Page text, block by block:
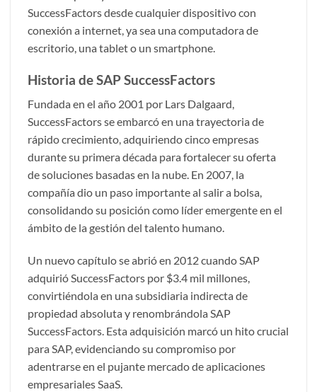
SuccessFactors desde cualquier dispositivo con
conexión a internet, ya sea una computadora de
escritorio, una tablet o un smartphone.
Historia de SAP SuccessFactors
Fundada en el año 2001 por Lars Dalgaard,
SuccessFactors se embarcó en una trayectoria de
rápido crecimiento, adquiriendo cinco empresas
durante su primera década para fortalecer su oferta
de soluciones basadas en la nube. En 2007, la
compañía dio un paso importante al salir a bolsa,
consolidando su posición como líder emergente en el
ámbito de la gestión del talento humano.
Un nuevo capítulo se abrió en 2012 cuando SAP
adquirió SuccessFactors por $3.4 mil millones,
convirtiéndola en una subsidiaria indirecta de
propiedad absoluta y renombrándola SAP
SuccessFactors. Esta adquisición marcó un hito crucial
para SAP, evidenciando su compromiso por
adentrarse en el pujante mercado de aplicaciones
empresariales SaaS.